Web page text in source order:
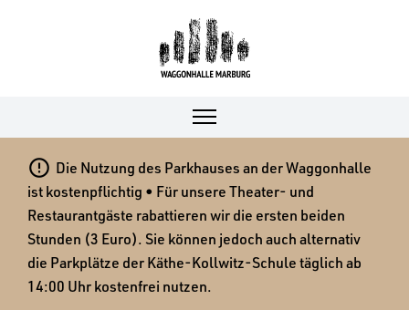
 Die Nutzung des Parkhauses an der Waggonhalle
ist kostenpflichtig • Für unsere Theater- und
Restaurantgäste rabattieren wir die ersten beiden
Stunden (3 Euro). Sie können jedoch auch alternativ
die Parkplätze der Käthe-Kollwitz-Schule täglich ab
14:00 Uhr kostenfrei nutzen.